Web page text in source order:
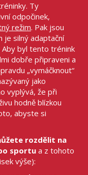
Ty
odpočinek,
režim. Pak jsou
je silný adaptační
byl tento trénink
dobře připraveni a
„vymáčknout“
jako
vyplývá, že při
hodně blízkou
abyste si
rozdělit na
sportu a z tohoto
výše):